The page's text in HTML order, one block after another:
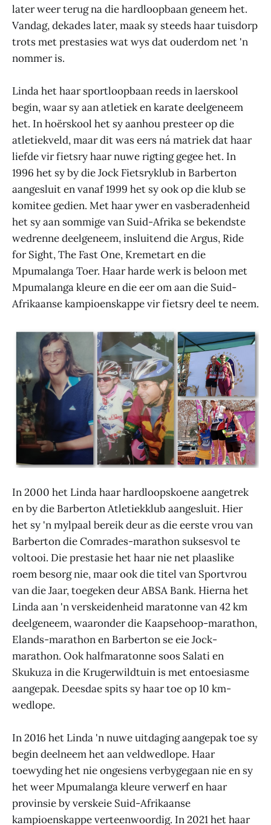
later weer terug na die hardloopbaan geneem het.
Vandag, dekades later, maak sy steeds haar tuisdorp
trots met prestasies wat wys dat ouderdom net 'n
nommer is.
Linda het haar sportloopbaan reeds in laerskool
begin, waar sy aan atletiek en karate deelgeneem
het. In hoërskool het sy aanhou presteer op die
atletiekveld, maar dit was eers ná matriek dat haar
liefde vir fietsry haar nuwe rigting gegee het. In
1996 het sy by die Jock Fietsryklub in Barberton
aangesluit en vanaf 1999 het sy ook op die klub se
komitee gedien. Met haar ywer en vasberadenheid
het sy aan sommige van Suid-Afrika se bekendste
wedrenne deelgeneem, insluitend die Argus, Ride
for Sight, The Fast One, Kremetart en die
Mpumalanga Toer. Haar harde werk is beloon met
Mpumalanga kleure en die eer om aan die Suid-
Afrikaanse kampioenskappe vir fietsry deel te neem.
In 2000 het Linda haar hardloopskoene aangetrek
en by die Barberton Atletiekklub aangesluit. Hier
het sy 'n mylpaal bereik deur as die eerste vrou van
Barberton die Comrades-marathon suksesvol te
voltooi. Die prestasie het haar nie net plaaslike
roem besorg nie, maar ook die titel van Sportvrou
van die Jaar, toegeken deur ABSA Bank. Hierna het
Linda aan 'n verskeidenheid maratonne van 42 km
deelgeneem, waaronder die Kaapsehoop-marathon,
Elands-marathon en Barberton se eie Jock-
marathon. Ook halfmaratonne soos Salati en
Skukuza in die Krugerwildtuin is met entoesiasme
aangepak. Deesdae spits sy haar toe op 10 km-
wedlope.
In 2016 het Linda 'n nuwe uitdaging aangepak toe sy
begin deelneem het aan veldwedlope. Haar
toewyding het nie ongesiens verbygegaan nie en sy
het weer Mpumalanga kleure verwerf en haar
provinsie by verskeie Suid-Afrikaanse
kampioenskappe verteenwoordig. In 2021 het haar